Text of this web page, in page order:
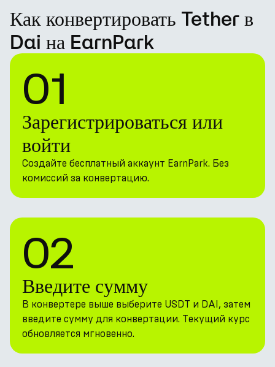
Как конвертировать Tether в
Dai на EarnPark
01
Зарегистрироваться или
войти
Создайте бесплатный аккаунт EarnPark. Без
комиссий за конвертацию.
02
Введите сумму
В конвертере выше выберите USDT и DAI, затем
введите сумму для конвертации. Текущий курс
обновляется мгновенно.